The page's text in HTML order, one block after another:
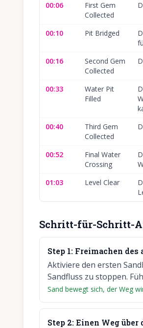
00:06
First Gem
Collected
00:10 Pit Bridged
00:16
Second Gem
Collected
00:33
Water Pit
Filled
00:40
Third Gem
Collected
00:52
Final Water
Crossing
01:03 Level Clear
Schritt-für-Schritt-
Step 1: Freimachen des
Aktiviere den ersten
Sandfluss zu stoppen.
Sand bewegt sich, der Weg
Step 2:Einen Weg über